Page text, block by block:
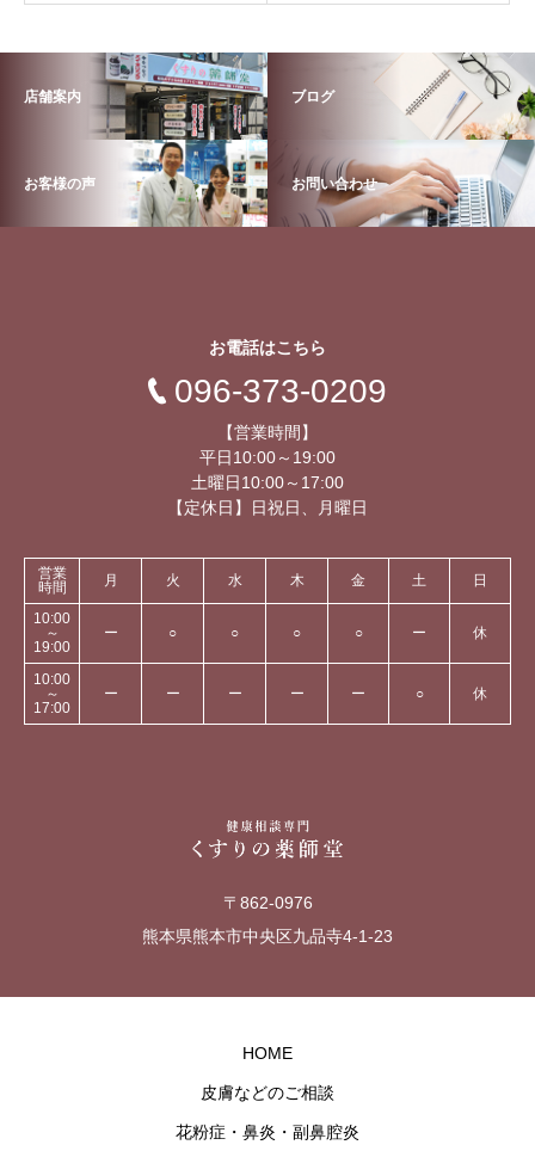
店舗案内 ブログ
お客様の声 お問い合わせ
お電話はこちら
096-373-0209
【営業時間】
平日10:00～19:00
土曜日10:00～17:00
【定休日】日祝日、月曜日
営業
時間
月 火 水 木 金 土 日
10:00
～
19:00
ー ○ ○ ○ ○ ー 休
10:00
～
17:00
ー ー ー ー ー ○ 休
〒862-0976
熊本県熊本市中央区九品寺4-1-23
HOME
皮膚などのご相談
花粉症・鼻炎・副鼻腔炎